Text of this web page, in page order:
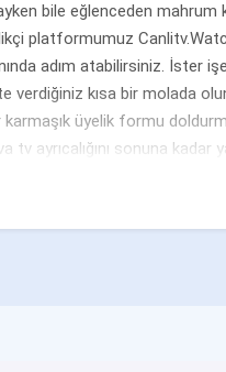
bile eğlenceden mahrum
platformumuz
adım atabilirsiniz. İster
kısa bir molada
karmaşık üyelik formu
tv ayrıcalığını sonuna
ve Gündüz Kuşağı